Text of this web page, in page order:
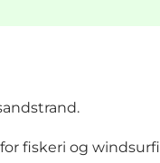
fiskeri og